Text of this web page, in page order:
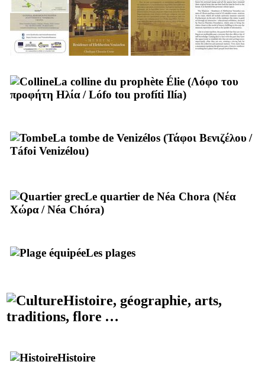
La colline du prophète Élie (Λόφο του
προφήτη Ηλία/Lófo tou profíti Ilía)
La tombe de Venizélos (Τάφοι Βενιζέλου/
Táfoi Venizélou)
Le quartier de Néa Chora (Νέα
Χώρα/Néa Chóra)
Les plages
Histoire, géographie, arts,
traditions, flore …
Histoire